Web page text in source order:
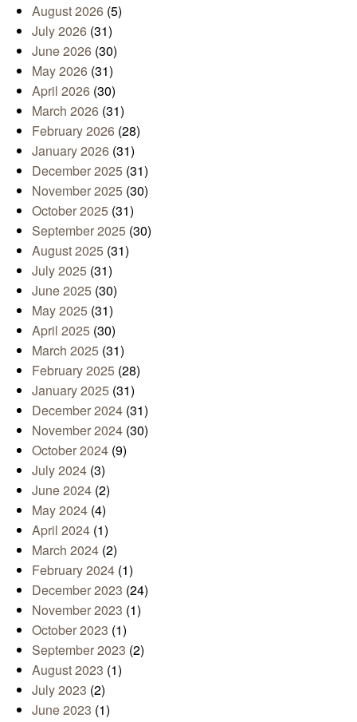
August 2026 (5)
July 2026 (31)
June 2026 (30)
May 2026 (31)
April 2026 (30)
March 2026 (31)
February 2026 (28)
January 2026 (31)
December 2025 (31)
November 2025 (30)
October 2025 (31)
September 2025 (30)
August 2025 (31)
July 2025 (31)
June 2025 (30)
May 2025 (31)
April 2025 (30)
March 2025 (31)
February 2025 (28)
January 2025 (31)
December 2024 (31)
November 2024 (30)
October 2024 (9)
July 2024 (3)
June 2024 (2)
May 2024 (4)
April 2024 (1)
March 2024 (2)
February 2024 (1)
December 2023 (24)
November 2023 (1)
October 2023 (1)
September 2023 (2)
August 2023 (1)
July 2023 (2)
June 2023 (1)